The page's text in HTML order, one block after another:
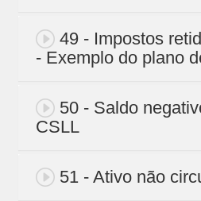
49 - Impostos
- Exemplo do plano
50 - Saldo
CSLL
51 - Ativo não